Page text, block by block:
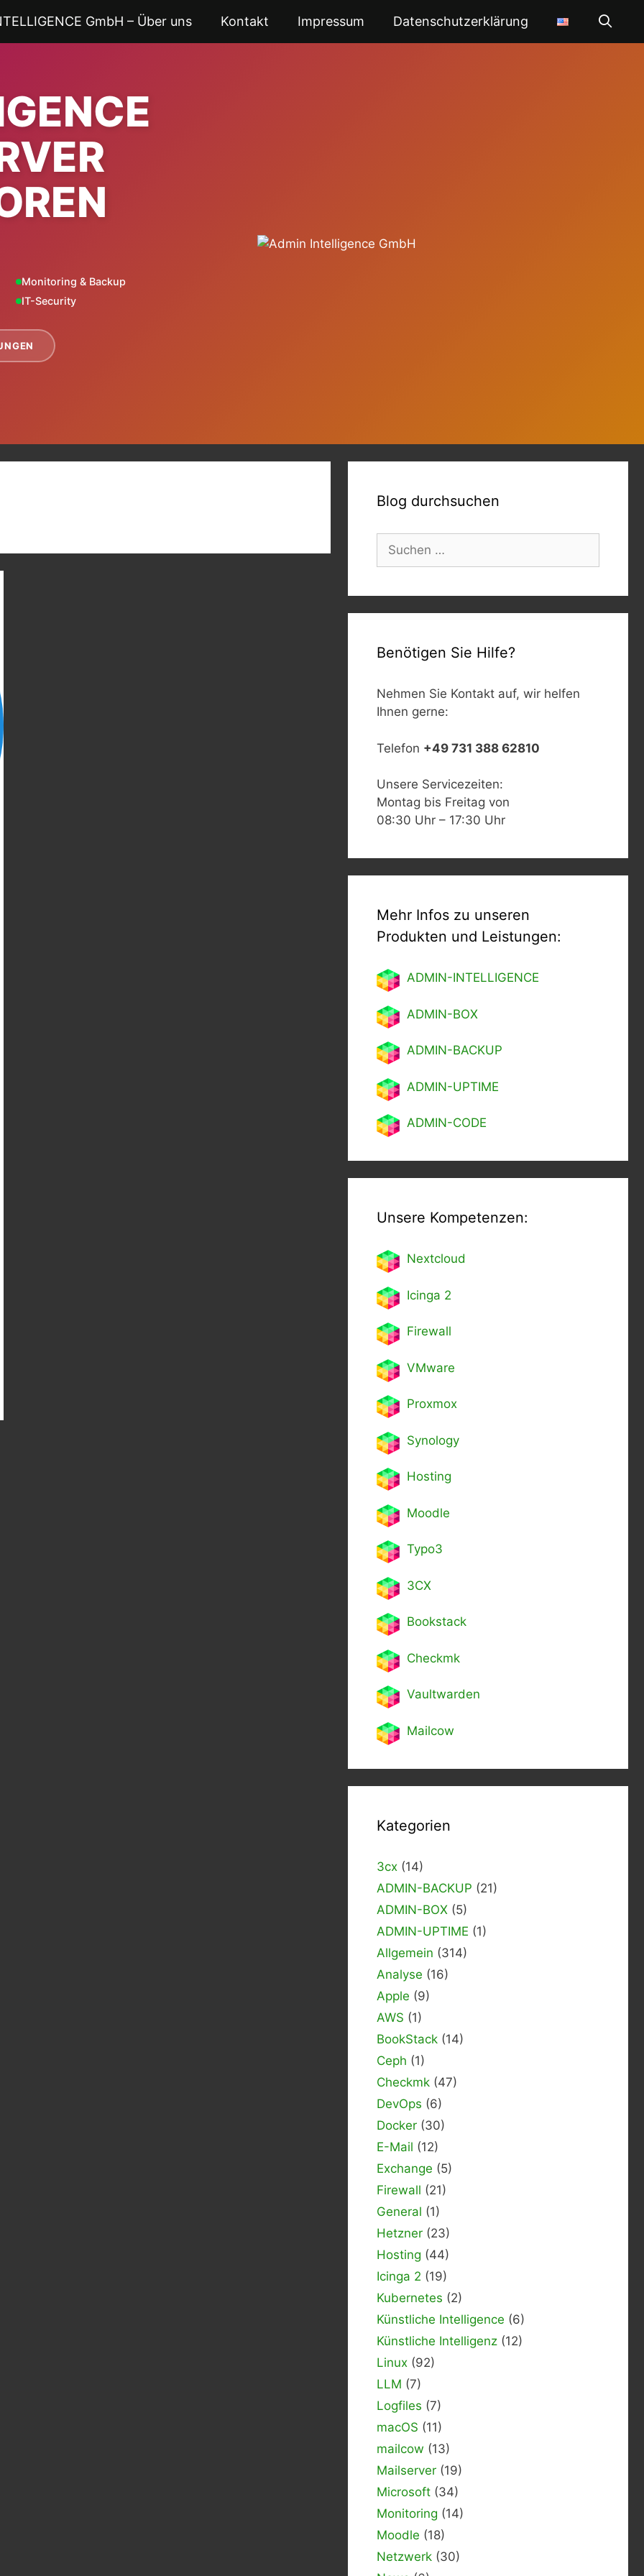
GmbH – Über uns Kontakt Impressum Datenschutzerklärung
Monitoring & Backup
IT-Security
Blog durchsuchen
Suchen
nach:
Benötigen Sie Hilfe?
Nehmen Sie Kontakt auf, wir helfen
Ihnen gerne:
Telefon +49 731 388 62810
Unsere Servicezeiten:
Montag bis Freitag von
08:30 Uhr – 17:30 Uhr
Mehr Infos zu unseren
Produkten und Leistungen:
ADMIN-INTELLIGENCE
ADMIN-BOX
ADMIN-BACKUP
ADMIN-UPTIME
ADMIN-CODE
Unsere Kompetenzen:
Nextcloud
Icinga 2
Firewall
VMware
Proxmox
Synology
Hosting
Moodle
Typo3
3CX
Bookstack
Checkmk
Vaultwarden
Mailcow
Kategorien
3cx (14)
ADMIN-BACKUP (21)
ADMIN-BOX (5)
ADMIN-UPTIME (1)
Allgemein (314)
Analyse (16)
Apple (9)
AWS (1)
BookStack (14)
Ceph (1)
Checkmk (47)
DevOps (6)
Docker (30)
E-Mail (12)
Exchange (5)
Firewall (21)
General (1)
Hetzner (23)
Hosting (44)
Icinga 2 (19)
Kubernetes (2)
Künstliche Intelligence (6)
Künstliche Intelligenz (12)
Linux (92)
LLM (7)
Logfiles (7)
macOS (11)
mailcow (13)
Mailserver (19)
Microsoft (34)
Monitoring (14)
Moodle (18)
Netzwerk (30)